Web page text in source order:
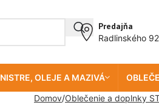
Predajňa
Radlinského
OLEJE A MAZIVÁ
Domov Oblečenie a doplnky